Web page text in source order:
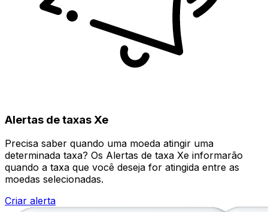
Alertas de taxas Xe
Precisa saber quando uma moeda atingir uma
determinada taxa? Os Alertas de taxa Xe informarão
quando a taxa que você deseja for atingida entre as
moedas selecionadas.
Criar alerta